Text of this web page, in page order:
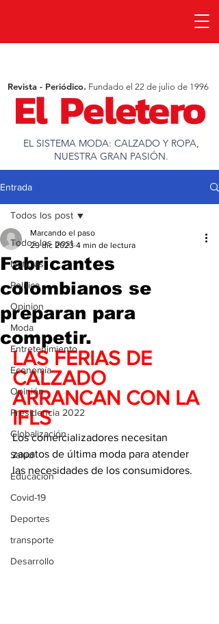
EL SISTEMA MODA: CALZADO Y ROPA,
NUESTRA GRAN PASIÓN.
Revista - Periódico. Fundado el 22 de julio de 1996
Entrada
Todos los post
Noticias
Política
Opinion
Moda
Entretenimiento
Economía
Opinión
Presidencia 2022
Globalización
Salud
Educación
Covid-19
Deportes
transporte
Desarrollo
Todos los post
Fabricantes
colombianos se
preparan para
competir.
Marcando el paso
29 dic 2023 4 min de lectura
LAS FERIAS DE
CALZADO
ARRANCAN CON LA
IFLS
Los comercializadores necesitan
zapatos de última moda para atender
las necesidades de los consumidores.